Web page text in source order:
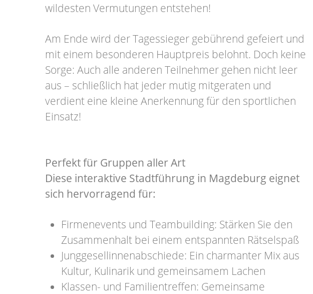
wildesten Vermutungen entstehen!
Am Ende wird der Tagessieger gebührend gefeiert und
mit einem besonderen Hauptpreis belohnt. Doch keine
Sorge: Auch alle anderen Teilnehmer gehen nicht leer
aus – schließlich hat jeder mutig mitgeraten und
verdient eine kleine Anerkennung für den sportlichen
Einsatz!
Perfekt für Gruppen aller Art
Diese interaktive Stadtführung in Magdeburg eignet
sich hervorragend für:
Firmenevents und Teambuilding: Stärken Sie den
Zusammenhalt bei einem entspannten Rätselspaß
Junggesellinnenabschiede: Ein charmanter Mix aus
Kultur, Kulinarik und gemeinsamem Lachen
Klassen- und Familientreffen: Gemeinsame